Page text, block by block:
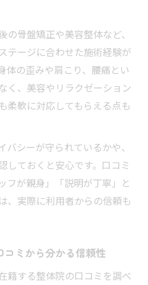
骨盤矯正や美容整体など、
テージに合わせた施術経験が
体の歪みや肩こり、腰痛とい
く、美容やリラクゼーション
柔軟に対応してもらえる点も
シーが守られているかや、
しておくと安心です。口コミ
フが親身」「説明が丁寧」と
、実際に利用者からの信頼も
ミから分かる信頼性
籍する整体院の口コミを調べ